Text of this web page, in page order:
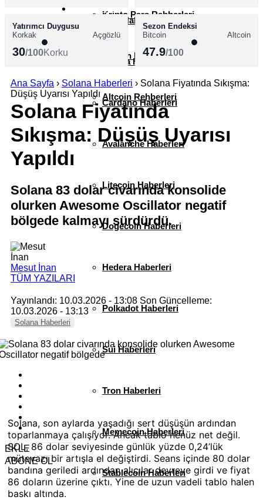
XRP Haberleri
Solana Haberleri
Cardano Haberleri
Avalanche Haberleri
Litecoin Haberleri
Dogecoin Haberleri
Hedera Haberleri
Polkadot Haberleri
Sui Haberleri
Tron Haberleri
Memecoin Haberleri
Stablecoin Haberleri
Kripto Para Rehberleri
Bitcoin Rehberleri
Altcoin Rehberleri
Yatırımcı Duygusu
Korkak
Açgözlü
30/100Korku
Sezon Endeksi
Bitcoin
Altcoin
47.9/100
Ana Sayfa › Solana Haberleri › Solana Fiyatında Sıkışma:
Düşüş Uyarısı Yapıldı
Solana Fiyatında
Sıkışma: Düşüş Uyarısı
Yapıldı
Solana 83 dolar civarında konsolide
olurken Awesome Oscillator negatif
bölgede kalmayı sürdürdü.
Mesut İnan
TÜM YAZILARI
Yayınlandı: 10.03.2026 - 13:08 Son Güncelleme:
10.03.2026 - 13:13
Solana Haberleri
EKLE
ABONE OL
Solana, son aylarda yaşadığı sert düşüşün ardından
toparlanmaya çalışıyor. Ancak tablo henüz net değil.
SOL, 86 dolar seviyesinde günlük yüzde 0,24’lük
mütevazı bir artışla el değiştirdi. Seans içinde 80 dolar
bandına geriledi ardından alıcılar devreye girdi ve fiyat
86 doların üzerine çıktı. Yine de uzun vadeli tablo halen
baskı altında.